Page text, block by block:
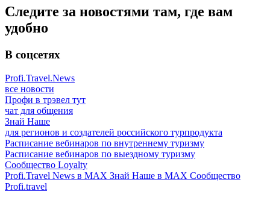
Следите за новостями там, где вам
удобно
В соцсетях
Profi.Travel.News
все новости
Профи в трэвел тут
чат для общения
Знай Наше
для регионов и создателей российского турпродукта
Расписание вебинаров по внутреннему туризму
Расписание вебинаров по выездному туризму
Сообщество Loyalty
Profi.Travel News в MAX Знай Наше в MAX Сообщество
Profi.travel